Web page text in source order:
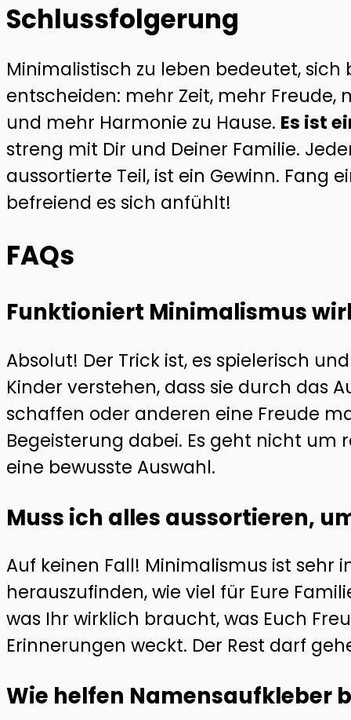
Schlussfolgerung
Minimalistisch zu leben bedeutet, sich
entscheiden: mehr Zeit, mehr Freude,
und mehr Harmonie zu Hause. Es ist
streng mit Dir und Deiner Familie.
aussortierte Teil, ist ein Gewinn. Fang
befreiend es sich anfühlt!
FAQs
Funktioniert Minimalismus
Absolut! Der Trick ist, es spielerisch
Kinder verstehen, dass sie durch das
schaffen oder anderen eine Freude
Begeisterung dabei. Es geht nicht um
eine bewusste Auswahl.
Muss ich alles aussortieren,
Auf keinen Fall! Minimalismus ist sehr
herauszufinden, wie viel für Eure
was Ihr wirklich braucht, was Euch
Erinnerungen weckt. Der Rest darf
Wie helfen Namensaufkleber